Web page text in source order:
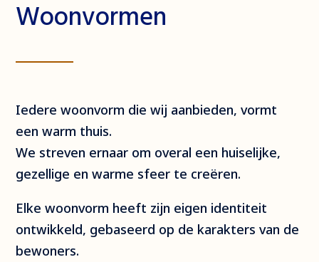
Woonvormen
Iedere woonvorm die wij aanbieden, vormt
een warm thuis.
We streven ernaar om overal een huiselijke,
gezellige en warme sfeer te creëren.
Elke woonvorm heeft zijn eigen identiteit
ontwikkeld, gebaseerd op de karakters van de
bewoners.